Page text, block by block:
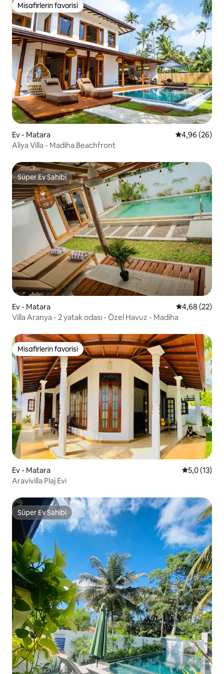
Misafirlerin favorisi
Misafirlerin favorisi
Ev - Matara 5 üzerinden
4,96 (26)
Aliya Villa - Madiha Beachfront
Süper Ev Sahibi
Süper Ev Sahibi
Ev - Matara 5 üzerinden
4,68 (22)
Villa Aranya - 2 yatak odası - Özel Havuz - Madiha
Misafirlerin favorisi
Misafirlerin favorisi
Ev - Matara 55,0 (13)
Aravivilla Plaj Evi
Süper Ev Sahibi
Süper Ev Sahibi